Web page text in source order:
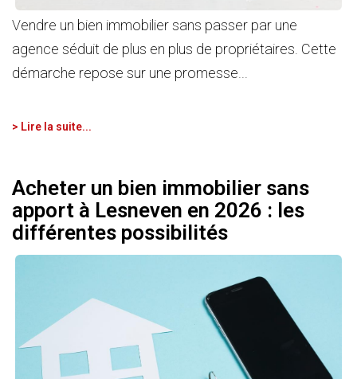
Vendre un bien immobilier sans passer par une
agence séduit de plus en plus de propriétaires. Cette
démarche repose sur une promesse...
> Lire la suite...
Acheter un bien immobilier sans
apport à Lesneven en 2026 : les
différentes possibilités